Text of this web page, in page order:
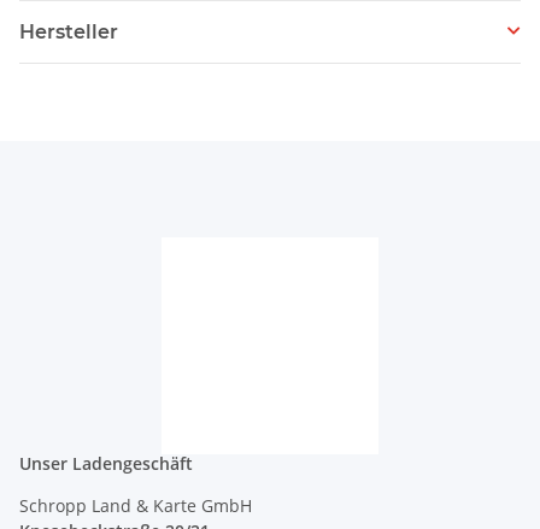
Hersteller
Unser Ladengeschäft
Schropp Land & Karte GmbH